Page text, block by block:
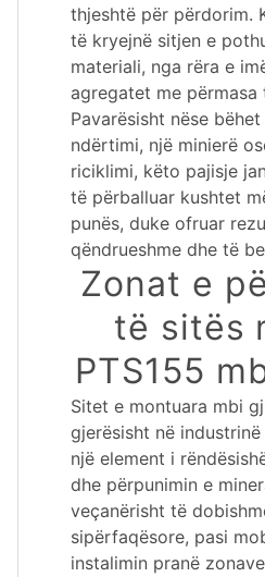
thjeshtë për përdorim.
të kryejnë sitjen e
materiali, nga rëra e
agregatet me përmasa
Pavarësisht nëse
ndërtimi, një minierë
riciklimi, këto pajisje
të përballuar kushtet
punës, duke ofruar
qëndrueshme dhe të
Zonat e
të sitës
PTS155
Sitet e montuara mbi
gjerësisht në
një element i
dhe përpunimin e
veçanërisht të
sipërfaqësore, pasi
instalimin pranë